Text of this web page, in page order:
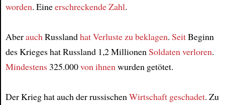
worden. Eineerschreckende Zahl.
AberauchRusslandhat Verluste zu beklagen. SeitBeginn
des Krieges hat Russland 1,2 MillionenSoldatenverloren.
Mindestens325.000von ihnenwurden getötet.
Der Krieg hat auch der russischenWirtschaft geschadet. Zu